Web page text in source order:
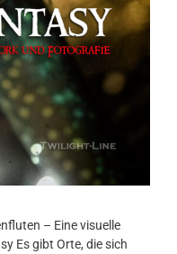
– Eine visuelle
Es gibt Orte, die sich